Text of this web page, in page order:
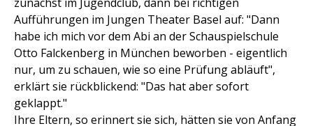
Aufführungen im Jungen Theater Basel auf: "Dann
habe ich mich vor dem Abi an der Schauspielschule
Otto Falckenberg in München beworben - eigentlich
nur, um zu schauen, wie so eine Prüfung abläuft",
erklärt sie rückblickend: "Das hat aber sofort
geklappt."
Ihre Eltern, so erinnert sie sich, hätten sie von Anfang